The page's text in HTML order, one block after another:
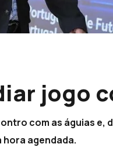
jogo
com as águias e,
agendada.